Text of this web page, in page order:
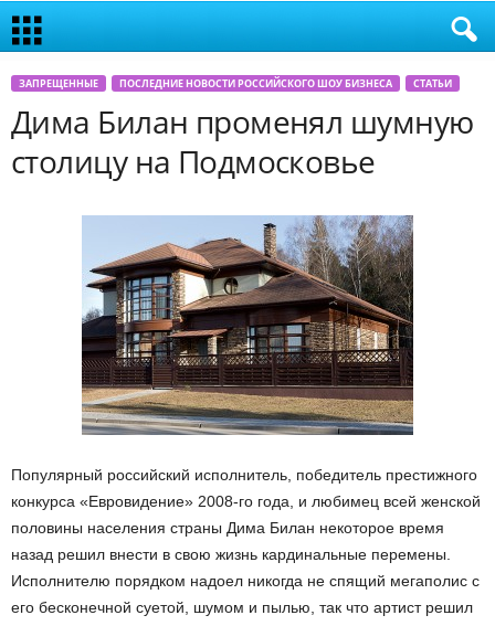
ЗАПРЕЩЕННЫЕ ПОСЛЕДНИЕ НОВОСТИ РОССИЙСКОГО ШОУ БИЗНЕСА СТАТЬИ
Дима Билан променял шумную
столицу на Подмосковье
Популярный российский исполнитель, победитель престижного
конкурса «Евровидение» 2008-го года, и любимец всей женской
половины населения страны Дима Билан некоторое время
назад решил внести в свою жизнь кардинальные перемены.
Исполнителю порядком надоел никогда не спящий мегаполис с
его бесконечной суетой, шумом и пылью, так что артист решил